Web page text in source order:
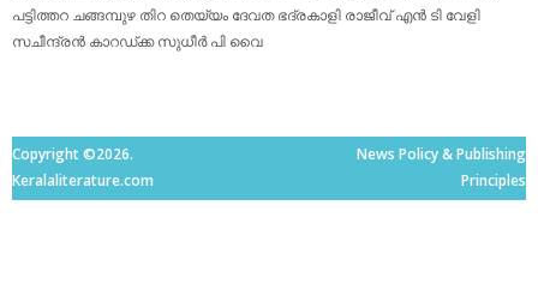
പട്ടിത്തറ ചങ്ങമ്പുഴ തിറ തെയ്യം ദേവത ഭദ്രകാളി രാജീവ് എൻ ടി വേളി
സചീന്ദ്രന്‍ കാറഡ്ക്ക സുധീര്‍ പി വൈ
Copyright ©2026.
Keralaliterature.com
News Policy & Publishing
Principles